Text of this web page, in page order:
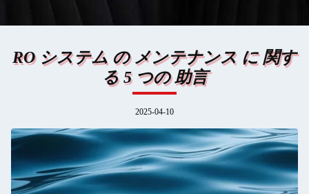
RO システム の メンテナンス に 関す
る 5 つの 助言
2025-04-10